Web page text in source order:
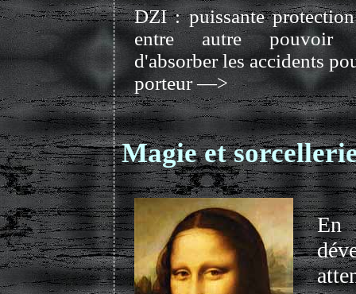
DZI : puissante
entre autre pouvoir
d'absorber les accidents
porteur —>
Magie et